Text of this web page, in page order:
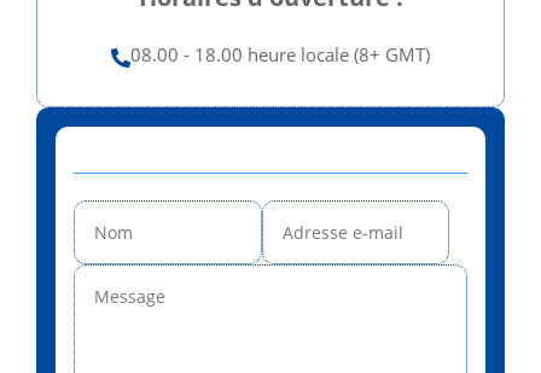
08.00 - 18.00 heure locale (8+ GMT)